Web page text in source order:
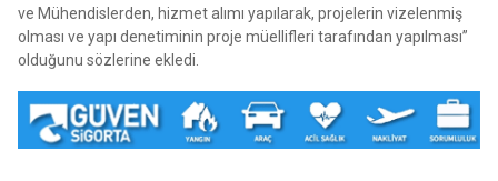
ve Mühendislerden, hizmet alımı yapılarak, projelerin vizelenmiş
olması ve yapı denetiminin proje müellifleri tarafından yapılması”
olduğunu sözlerine ekledi.